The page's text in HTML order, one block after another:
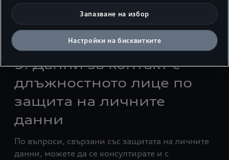
права за защита на личните данни. Можете
също така да изпратите Вашето запитване по
имейл: AUDI AG, DSGVO-Betroffenenrechte,
85045 Ingolstadt, Германия.
3. Данни за контакт с
длъжностното лице по
защита на личните
данни
По въпроси, свързани със защитата на личните
данни, можете да се консултирате и с
Запазване на избор
Настройки на бисквитките